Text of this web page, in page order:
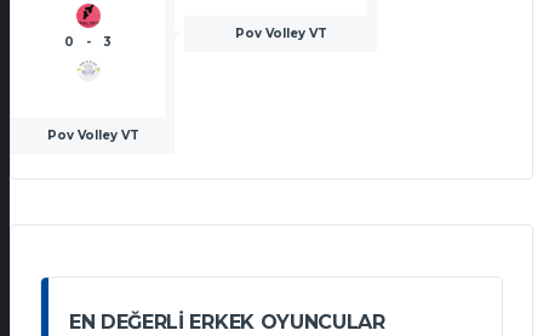
0 - 3
Pov Volley VT
Pov Volley VT
EN DEĞERLI ERKEK OYUNCULAR